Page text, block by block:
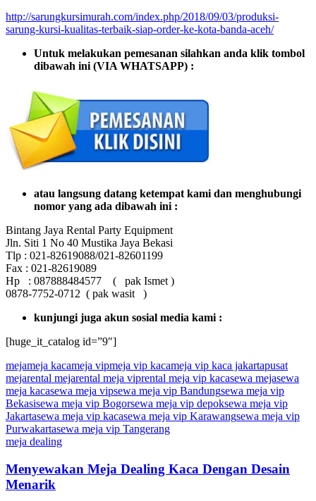
http://sarungkursimurah.com/index.php/2018/09/03/produksi-
sarung-kursi-kualitas-terbaik-siap-order-ke-kota-banda-aceh/
Untuk melakukan pemesanan silahkan anda klik tombol
dibawah ini (VIA WHATSAPP) :
atau langsung datang ketempat kami dan menghubungi
nomor yang ada dibawah ini :
Bintang Jaya Rental Party Equipment
Jln. Siti 1 No 40 Mustika Jaya Bekasi
Tlp : 021-82619088/021-82601199
Fax : 021-82619089
Hp : 087888484577 ( pak Ismet )
0878-7752-0712 ( pak wasit )
kunjungi juga akun sosial media kami :
[huge_it_catalog id=”9″]
mejameja kacameja vipmeja vip kacameja vip kaca jakartapusat
mejarental mejarental meja viprental meja vip kacasewa mejasewa
meja kacasewa meja vipsewa meja vip Bandungsewa meja vip
Bekasisewa meja vip Bogorsewa meja vip depoksewa meja vip
Jakartasewa meja vip kacasewa meja vip Karawangsewa meja vip
Purwakartasewa meja vip Tangerang
meja dealing
Menyewakan Meja Dealing Kaca Dengan Desain
Menarik